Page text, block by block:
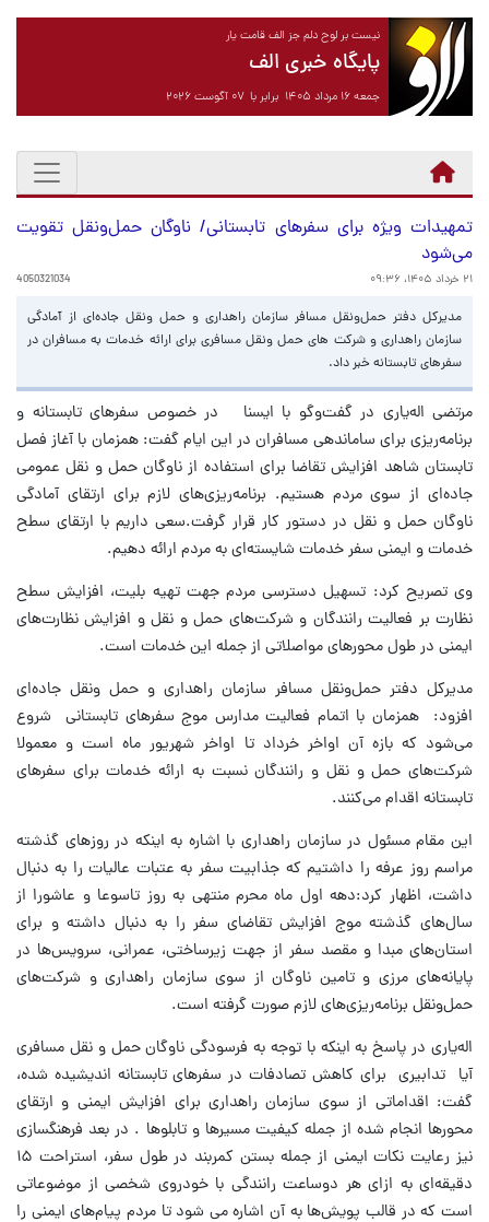
نیست بر لوح دلم جز الف قامت یار
پایگاه خبری الف
جمعه ۱۶ مرداد ۱۴۰۵ برابر با ۰۷ آگوست ۲۰۲۶
تمهیدات ویژه برای سفرهای تابستانی/ ناوگان حمل‌ونقل تقویت
می‌شود
۲۱ خرداد ۱۴۰۵، ۰۹:۳۶ 4050321034
مدیرکل دفتر حمل‌ونقل مسافر سازمان راهداری و حمل ونقل جاده‌ای از آمادگی
سازمان راهداری و شرکت های حمل ونقل مسافری برای ارائه خدمات به مسافران در
سفرهای تابستانه خبر داد.
مرتضی اله‌یاری در گفت‌وگو با ایسنا در خصوص سفرهای تابستانه و
برنامه‌ریزی برای ساماندهی مسافران در این ایام گفت: همزمان با آغاز فصل
تابستان شاهد افزایش تقاضا برای استفاده از ناوگان حمل و نقل عمومی
جاده‌ای از سوی مردم هستیم. برنامه‌ریزی‌های لازم برای ارتقای آمادگی
ناوگان حمل و نقل در دستور کار قرار گرفت.سعی داریم با ارتقای سطح
خدمات و ایمنی سفر خدمات شایسته‌ای به مردم ارائه دهیم.
وی تصریح کرد: تسهیل دسترسی مردم جهت تهیه بلیت، افزایش سطح
نظارت بر فعالیت رانندگان و شرکت‌های حمل و نقل و افزایش نظارت‌های
ایمنی در طول محورهای مواصلاتی از جمله این خدمات است.
مدیرکل دفتر حمل‌ونقل مسافر سازمان راهداری و حمل ونقل جاده‌ای
افزود: همزمان با اتمام فعالیت مدارس موج سفرهای تابستانی شروع
می‌شود که بازه آن اواخر خرداد تا اواخر شهریور ماه است و معمولا
شرکت‌های حمل و نقل و رانندگان نسبت به ارائه خدمات برای سفرهای
تابستانه اقدام می‌کنند.
این مقام مسئول در سازمان راهداری با اشاره به اینکه در روزهای گذشته
مراسم روز عرفه را داشتیم که جذابیت سفر به عتبات عالیات را به دنبال
داشت،‌ اظهار کرد:دهه اول ماه محرم منتهی به روز تاسوعا و عاشورا از
سال‌های گذشته موج افزایش تقاضای سفر را به دنبال داشته و برای
استان‌های مبدا و مقصد سفر از جهت زیرساختی، عمرانی، سرویس‌ها در
پایانه‌های مرزی و تامین ناوگان از سوی سازمان راهداری و شرکت‌های
حمل‌ونقل برنامه‌ریزی‌های لازم صورت گرفته است.
اله‌یاری در پاسخ به اینکه با توجه به فرسودگی ناوگان حمل و نقل مسافری
آیا تدابیری برای کاهش تصادفات در سفرهای تابستانه اندیشیده شده،
گفت: اقداماتی از سوی سازمان راهداری برای افزایش ایمنی و ارتقای
محورها انجام شده از جمله کیفیت مسیرها و تابلوها . در بعد فرهنگسازی
نیز رعایت نکات ایمنی از جمله بستن کمربند در طول سفر، استراحت ۱۵
دقیقه‌ای به ازای هر دوساعت رانندگی با خودروی شخصی از موضوعاتی
است که در قالب پویش‌ها به آن اشاره می شود تا مردم پیام‌های ایمنی را